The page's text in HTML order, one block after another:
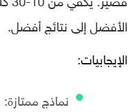
الأفضل إلى نتائج أفضل.
الإيجابيات:
نماذج